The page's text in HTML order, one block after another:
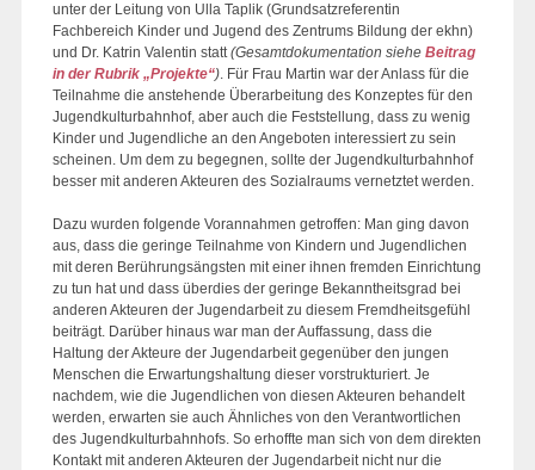
unter der Leitung von Ulla Taplik (Grundsatzreferentin
Fachbereich Kinder und Jugend des Zentrums Bildung der ekhn)
und Dr. Katrin Valentin statt(Gesamtdokumentation siehe Beitrag
in der Rubrik „Projekte“). Für Frau Martin war der Anlass für die
Teilnahme die anstehende Überarbeitung des Konzeptes für den
Jugendkulturbahnhof, aber auch die Feststellung, dass zu wenig
Kinder und Jugendliche an den Angeboten interessiert zu sein
scheinen. Um dem zu begegnen, sollte der Jugendkulturbahnhof
besser mit anderen Akteuren des Sozialraums vernetztet werden.
Dazu wurden folgende Vorannahmen getroffen: Man ging davon
aus, dass die geringe Teilnahme von Kindern und Jugendlichen
mit deren Berührungsängsten mit einer ihnen fremden Einrichtung
zu tun hat und dass überdies der geringe Bekanntheitsgrad bei
anderen Akteuren der Jugendarbeit zu diesem Fremdheitsgefühl
beiträgt. Darüber hinaus war man der Auffassung, dass die
Haltung der Akteure der Jugendarbeit gegenüber den jungen
Menschen die Erwartungshaltung dieser vorstrukturiert. Je
nachdem, wie die Jugendlichen von diesen Akteuren behandelt
werden, erwarten sie auch Ähnliches von den Verantwortlichen
des Jugendkulturbahnhofs. So erhoffte man sich von dem direkten
Kontakt mit anderen Akteuren der Jugendarbeit nicht nur die